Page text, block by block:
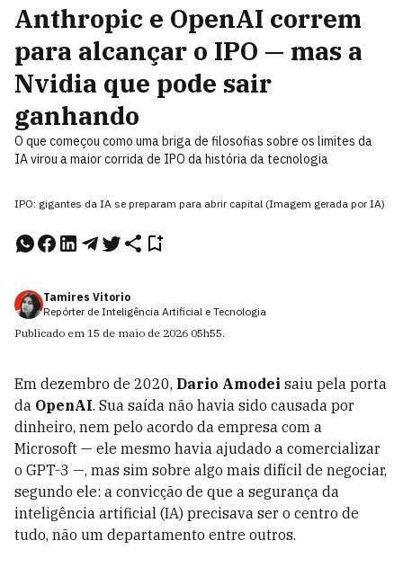
Anthropic e OpenAI correm
para alcançar o IPO — mas a
Nvidia que pode sair
ganhando
O que começou como uma briga de filosofias sobre os limites da
IA virou a maior corrida de IPO da história da tecnologia
IPO: gigantes da IA se preparam para abrir capital (Imagem gerada por IA)
Tamires Vitorio
Repórter de Inteligência Artificial e Tecnologia
Publicado em 15 de maio de 2026 05h55.
Em dezembro de 2020, Dario Amodei saiu pela porta
da OpenAI. Sua saída não havia sido causada por
dinheiro, nem pelo acordo da empresa com a
Microsoft — ele mesmo havia ajudado a comercializar
o GPT-3 —, mas sim sobre algo mais difícil de negociar,
segundo ele: a convicção de que a segurança da
inteligência artificial (IA) precisava ser o centro de
tudo, não um departamento entre outros.